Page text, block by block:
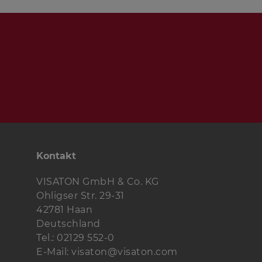
Gehäuseoder fertig bestückte Boxen sind bei
Kontakt
VISATON GmbH & Co. KG
Ohligser Str. 29-31
42781 Haan
Deutschland
Tel.: 02129 552-0
E-Mail: visaton@visaton.com